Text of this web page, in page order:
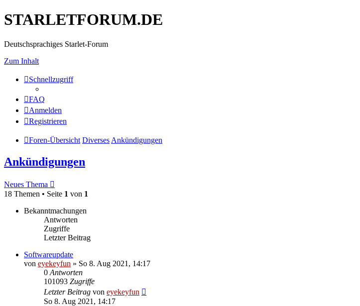
STARLETFORUM.DE
Deutschsprachiges Starlet-Forum
Zum Inhalt
Schnellzugriff
FAQ
Anmelden
Registrieren
Foren-Übersicht Diverses Ankündigungen
Ankündigungen
Neues Thema
18 Themen • Seite 1 von 1
Bekanntmachungen
Antworten
Zugriffe
Letzter Beitrag
Softwareupdate
von eyekeyfun » So 8. Aug 2021, 14:17
0 Antworten
101093 Zugriffe
Letzter Beitrag von eyekeyfun
So 8. Aug 2021, 14:17